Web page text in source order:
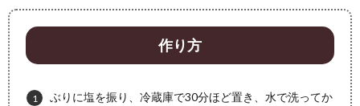
作り方
ぶりに塩を振り、冷蔵庫で30分ほど置き、水で洗ってか